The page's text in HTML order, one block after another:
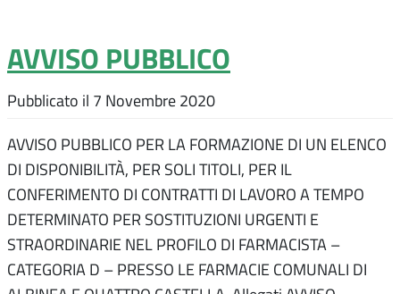
AVVISO PUBBLICO
Pubblicato il 7 Novembre 2020
AVVISO PUBBLICO PER LA FORMAZIONE DI UN ELENCO
DI DISPONIBILITÀ, PER SOLI TITOLI, PER IL
CONFERIMENTO DI CONTRATTI DI LAVORO A TEMPO
DETERMINATO PER SOSTITUZIONI URGENTI E
STRAORDINARIE NEL PROFILO DI FARMACISTA –
CATEGORIA D – PRESSO LE FARMACIE COMUNALI DI